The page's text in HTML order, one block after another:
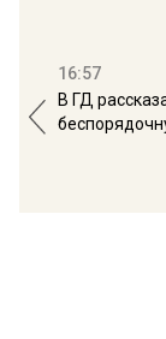
16:57
В ГД